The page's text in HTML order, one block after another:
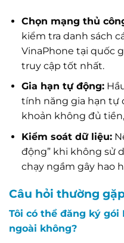
Chọn mạng thủ
kiểm tra danh sách
VinaPhone tại quốc
truy cập tốt nhất.
Gia hạn tự động:
tính năng gia hạn tự
khoản không đủ
Kiểm soát dữ liệu:
động” khi không sử
chạy ngầm gây hao
Câu hỏi thường
Tôi có thể đăng ký gói
ngoài không?